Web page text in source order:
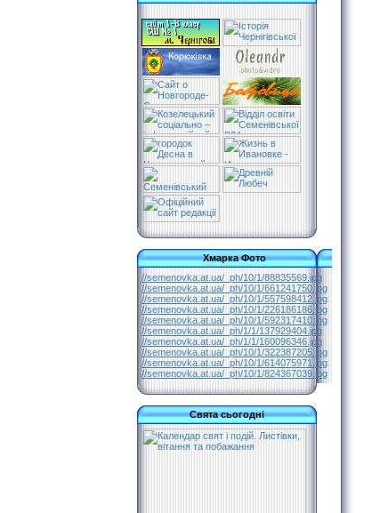
Хмарка Фото
//semenovka.at.ua/_ph/10/1/88835569.jpg
//semenovka.at.ua/_ph/10/1/661241750.jpg
//semenovka.at.ua/_ph/10/1/557598412.jpg
//semenovka.at.ua/_ph/10/1/226186186.jpg
//semenovka.at.ua/_ph/10/1/592317410.jpg
//semenovka.at.ua/_ph/1/1/137929404.jpg
//semenovka.at.ua/_ph/1/1/160096346.jpg
//semenovka.at.ua/_ph/10/1/322387205.jpg
//semenovka.at.ua/_ph/10/1/614075971.jpg
//semenovka.at.ua/_ph/10/1/824367039.jpg
Свята сьогодні